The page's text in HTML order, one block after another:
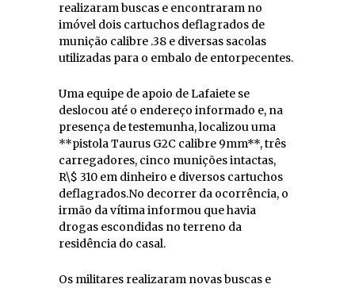
realizaram buscas e encontraram no
imóvel dois cartuchos deflagrados de
munição calibre .38 e diversas sacolas
utilizadas para o embalo de entorpecentes.
Uma equipe de apoio de Lafaiete se
deslocou até o endereço informado e, na
presença de testemunha, localizou uma
**pistola Taurus G2C calibre 9mm**, três
carregadores, cinco munições intactas,
R\$ 310 em dinheiro e diversos cartuchos
deflagrados.No decorrer da ocorrência, o
irmão da vítima informou que havia
drogas escondidas no terreno da
residência do casal.
Os militares realizaram novas buscas e